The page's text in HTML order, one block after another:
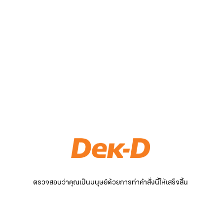
ตรวจสอบว่าคุณเป็นมนุษย์ด้วยการทำคำสั่งนี้ให้เสร็จสิ้น